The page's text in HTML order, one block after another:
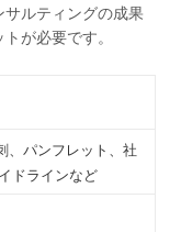
ルティングの成果
が必要です。
、パンフレット、社
ドラインなど